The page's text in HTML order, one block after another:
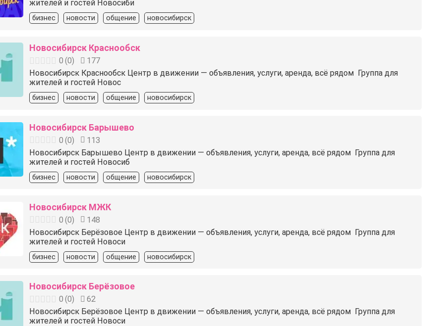
жителей и гостей Новосиби
бизнес новости общение новосибирск
Новосибирск Краснообск
0 (0)
177
Новосибирск Краснообск Центр в движении — объявления, услуги, аренда, всё рядом ️ Группа для
жителей и гостей Новос
бизнес новости общение новосибирск
Новосибирск Барышево
0 (0)
113
Новосибирск Барышево Центр в движении — объявления, услуги, аренда, всё рядом ️ Группа для
жителей и гостей Новосиб
бизнес новости общение новосибирск
Новосибирск МЖК
0 (0)
148
Новосибирск Берёзовое Центр в движении — объявления, услуги, аренда, всё рядом ️ Группа для
жителей и гостей Новоси
бизнес новости общение новосибирск
Новосибирск Берёзовое
0 (0)
62
Новосибирск Берёзовое Центр в движении — объявления, услуги, аренда, всё рядом ️ Группа для
жителей и гостей Новоси